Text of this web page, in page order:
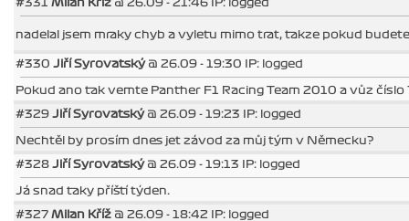
#331 Milan Kříž @ 26.09 - 21:46 IP: logged
nadelal jsem mraky chyb a vyletu mimo trat, takze pokud
#330 Jiří Syrovatský@ 26.09 - 19:30 IP: logged
Pokud ano tak vemte Panther F1 Racing Team 2010 a vůz číslo
#329 Jiří Syrovatský@ 26.09 - 19:23 IP: logged
Nechtěl by prosím dnes jet závod za můj tým v Německu?
#328 Jiří Syrovatský@ 26.09 - 19:13 IP: logged
Já snad taky příští týden.
#327 Milan Kříž @ 26.09 - 18:42 IP: logged